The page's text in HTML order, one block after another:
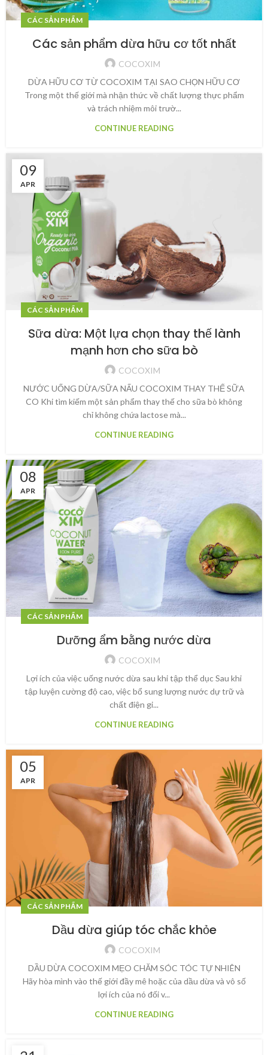
CÁC SẢN PHẨM
Các sản phẩm dừa hữu cơ tốt nhất
COCOXIM
DỪA HỮU CƠ TỪ COCOXIM TẠI SAO CHỌN HỮU CƠ
Trong một thế giới mà nhận thức về chất lượng thực phẩm
và trách nhiệm môi trườ...
CONTINUE READING
09
APR
CÁC SẢN PHẨM
Sữa dừa: Một lựa chọn thay thế lành
mạnh hơn cho sữa bò
COCOXIM
NƯỚC UỐNG DỪA/SỮA NẤU COCOXIM THAY THẾ SỮA
CO Khi tìm kiếm một sản phẩm thay thế cho sữa bò không
chỉ không chứa lactose mà...
CONTINUE READING
08
APR
CÁC SẢN PHẨM
Dưỡng ẩm bằng nước dừa
COCOXIM
Lợi ích của việc uống nước dừa sau khi tập thể dục Sau khi
tập luyện cường độ cao, việc bổ sung lượng nước dự trữ và
chất điện gi...
CONTINUE READING
05
APR
CÁC SẢN PHẨM
Dầu dừa giúp tóc chắc khỏe
COCOXIM
DẦU DỪA COCOXIM MẸO CHĂM SÓC TÓC TỰ NHIÊN
Hãy hòa mình vào thế giới đầy mê hoặc của dầu dừa và vô số
lợi ích của nó đối v...
CONTINUE READING